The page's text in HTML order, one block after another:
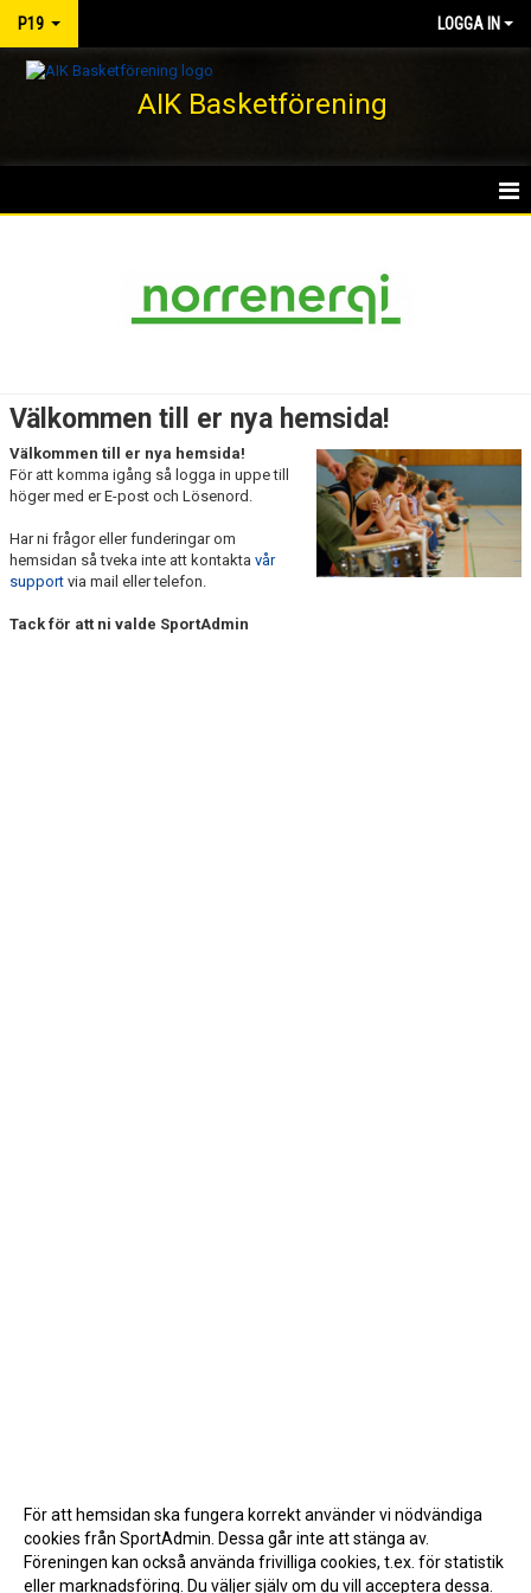
P19 LOGGA IN
AIK Basketförening
BILDGALLERI
DOKUMENT
KONTAKT
Välkommen till er nya hemsida!
Välkommen till er nya hemsida!
För att komma igång så logga in uppe till
höger med er E-post och Lösenord.
Har ni frågor eller funderingar om
hemsidan så tveka inte att kontakta vår
support via mail eller telefon.
Tack för att ni valde SportAdmin
För att hemsidan ska fungera korrekt använder vi nödvändiga
cookies från SportAdmin. Dessa går inte att stänga av.
Föreningen kan också använda frivilliga cookies, t.ex. för statistik
eller marknadsföring. Du väljer själv om du vill acceptera dessa.